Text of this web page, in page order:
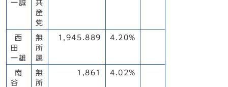
一誠
共
産
党
西
田
一雄
無
所
属
1,945.889 4.20%
南
谷
無
所
1,861 4.02%